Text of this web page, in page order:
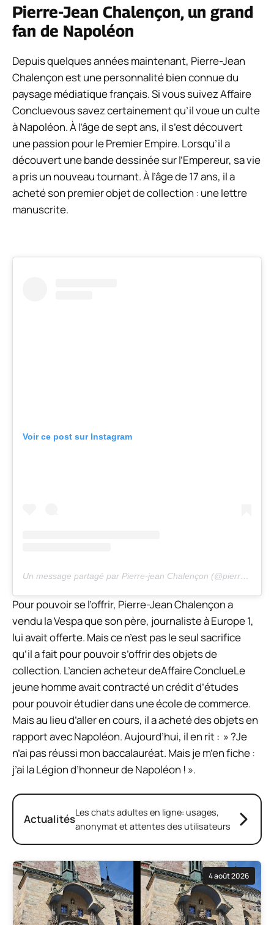
Pierre-Jean Chalençon, un grand
fan de Napoléon
Depuis quelques années maintenant, Pierre-Jean
Chalençon est une personnalité bien connue du
paysage médiatique français. Si vous suivezAffaire
Concluevous savez certainement qu’il voue un culte
à Napoléon. À l’âge de sept ans, il s’est découvert
une passion pour le Premier Empire. Lorsqu’il a
découvert une bande dessinée sur l’Empereur, sa vie
a pris un nouveau tournant. À l’âge de 17 ans, il a
acheté son premier objet de collection : une lettre
manuscrite.
Voir ce post sur Instagram
Un message partagé par Pierre-jean Chalençon (@pierrejeanchalencon)
Pour pouvoir se l’offrir, Pierre-Jean Chalençon a
vendu la Vespa que son père, journaliste à Europe 1,
lui avait offerte. Mais ce n’est pas le seul sacrifice
qu’il a fait pour pouvoir s’offrir des objets de
collection. L’ancien acheteur deAffaire ConclueLe
jeune homme avait contracté un crédit d’études
pour pouvoir étudier dans une école de commerce.
Mais au lieu d’aller en cours, il a acheté des objets en
rapport avec Napoléon. Aujourd’hui, il en rit : » ?Je
n’ai pas réussi mon baccalauréat. Mais je m’en fiche :
j’ai la Légion d’honneur de Napoléon ! ».
ActualitésLes chats adultes en ligne: usages,
anonymat et attentes des utilisateurs
4 août 2026